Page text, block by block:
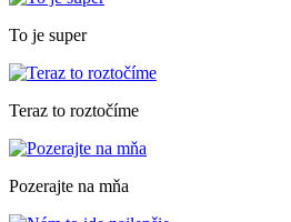
To je super
Teraz to roztočíme
Pozerajte na mňa